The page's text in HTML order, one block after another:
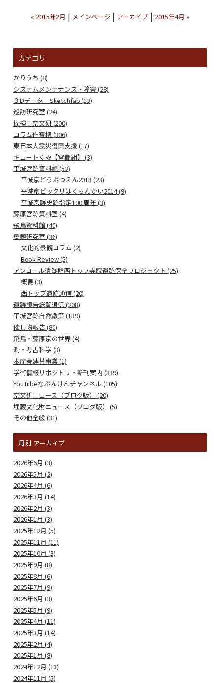
« 2015年2月 | メインページ | アーカイブ| 2015年4月 »
カテゴリ
かりうち (8)
システムメンテナンス・障害 (28)
３Dデータ Sketchfab (13)
巡訪研究室 (24)
探検！奈文研 (200)
コラム作寶樓 (306)
東日本大震災復興支援 (17)
キュートぐみ【宮都組】 (3)
平城宮跡資料館 (52)
平城京どうぶつえん2013 (23)
平城京ビックリはくらんかい2014 (9)
平城宮跡史跡指定100 周年 (3)
藤原宮跡資料室 (4)
飛鳥資料館 (40)
景観研究室 (36)
文化的景観コラム (2)
Book Review (5)
アンコール遺跡群西トップ寺院遺跡保全プロジェクト (25)
概要 (3)
西トップ遺跡通信 (20)
遺跡報告総覧通信 (208)
平城宮跡自然散策 (139)
催し物報告 (80)
飛鳥・藤原京の世界 (4)
測・考古科学 (3)
本庁舎建替事業 (1)
学術情報リポジトリ・新刊案内 (339)
YouTubeなぶんけんチャンネル (105)
奈文研ニュース（ブログ版） (20)
埋蔵文化財ニュース（ブログ版） (5)
その他全般 (31)
月別 アーカイブ
2026年6月 (3)
2026年5月 (2)
2026年4月 (6)
2026年3月 (14)
2026年2月 (3)
2026年1月 (3)
2025年12月 (5)
2025年11月 (11)
2025年10月 (3)
2025年9月 (8)
2025年8月 (6)
2025年7月 (9)
2025年6月 (3)
2025年5月 (9)
2025年4月 (11)
2025年3月 (14)
2025年2月 (4)
2025年1月 (8)
2024年12月 (13)
2024年11月 (5)